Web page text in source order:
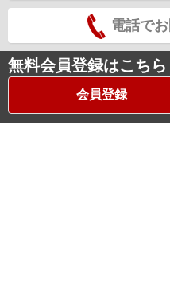
電話で
無料会員登録はこちら
会員登録